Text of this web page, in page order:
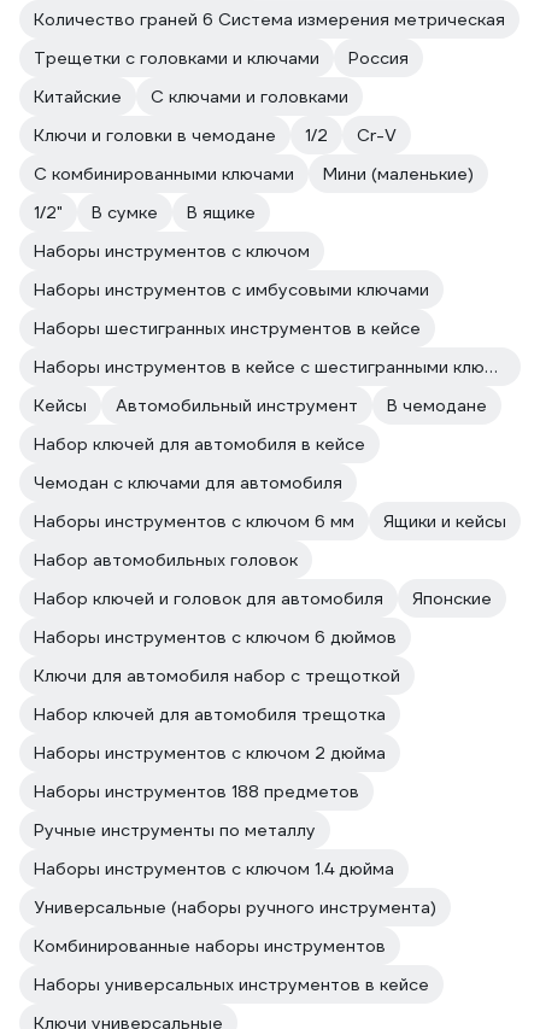
Количество граней 6 Система измерения метрическая
Трещетки с головками и ключами
Россия
Китайские
С ключами и головками
Ключи и головки в чемодане
1/2
Cr-V
С комбинированными ключами
Мини (маленькие)
1/2"
В сумке
В ящике
Наборы инструментов с ключом
Наборы инструментов с имбусовыми ключами
Наборы шестигранных инструментов в кейсе
Наборы инструментов в кейсе с шестигранными ключами
Кейсы
Автомобильный инструмент
В чемодане
Набор ключей для автомобиля в кейсе
Чемодан с ключами для автомобиля
Наборы инструментов с ключом 6 мм
Ящики и кейсы
Набор автомобильных головок
Набор ключей и головок для автомобиля
Японские
Наборы инструментов с ключом 6 дюймов
Ключи для автомобиля набор с трещоткой
Набор ключей для автомобиля трещотка
Наборы инструментов с ключом 2 дюйма
Наборы инструментов 188 предметов
Ручные инструменты по металлу
Наборы инструментов с ключом 1.4 дюйма
Универсальные (наборы ручного инструмента)
Комбинированные наборы инструментов
Наборы универсальных инструментов в кейсе
Ключи универсальные